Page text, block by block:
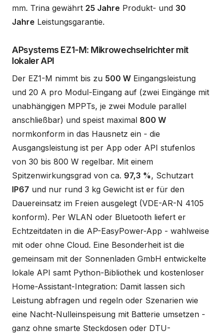
mm. Trina gewährt 25 Jahre Produkt- und 30
Jahre Leistungsgarantie.
APsystems EZ1-M: Mikrowechselrichter mit
lokaler API
Der EZ1-M nimmt bis zu 500 W Eingangsleistung
und 20 A pro Modul-Eingang auf (zwei Eingänge mit
unabhängigen MPPTs, je zwei Module parallel
anschließbar) und speist maximal 800 W
normkonform in das Hausnetz ein - die
Ausgangsleistung ist per App oder API stufenlos
von 30 bis 800 W regelbar. Mit einem
Spitzenwirkungsgrad von ca. 97,3 %, Schutzart
IP67 und nur rund 3 kg Gewicht ist er für den
Dauereinsatz im Freien ausgelegt (VDE-AR-N 4105
konform). Per WLAN oder Bluetooth liefert er
Echtzeitdaten in die AP-EasyPower-App - wahlweise
mit oder ohne Cloud. Eine Besonderheit ist die
gemeinsam mit der Sonnenladen GmbH entwickelte
lokale API samt Python-Bibliothek und kostenloser
Home-Assistant-Integration: Damit lassen sich
Leistung abfragen und regeln oder Szenarien wie
eine Nacht-Nulleinspeisung mit Batterie umsetzen -
ganz ohne smarte Steckdosen oder DTU-